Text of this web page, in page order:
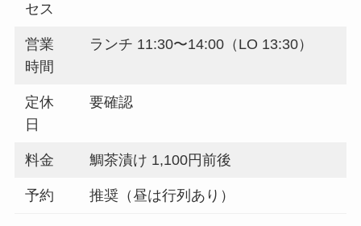
セス
営業
時間
ランチ 11:30〜14:00（LO 13:30）
定休
日
要確認
料金 鯛茶漬け 1,100円前後
予約 推奨（昼は行列あり）